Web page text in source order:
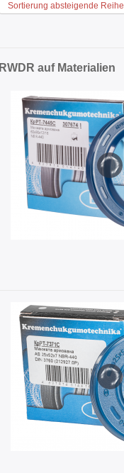
Sortierung absteigende
RWDR auf Materialien